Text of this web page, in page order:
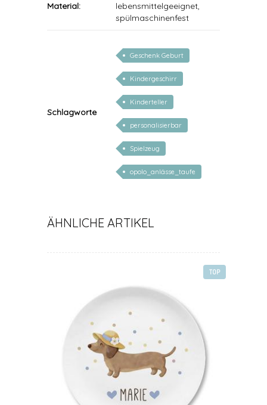
Material:
lebensmittelgeeignet,
spülmaschinenfest
Schlagworte
Geschenk Geburt
Kindergeschirr
Kinderteller
personalisierbar
Spielzeug
opolo_anlässe_taufe
ÄHNLICHE ARTIKEL
TOP